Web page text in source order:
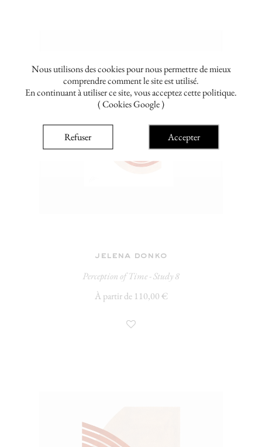
Nous utilisons des cookies pour nous permettre de mieux
comprendre comment le site est utilisé.
En continuant à utiliser ce site, vous acceptez cette politique.
( Cookies Google )
Refuser Accepter
jelena donko
Perception of Time - Study 8
À partir de 110,00 €